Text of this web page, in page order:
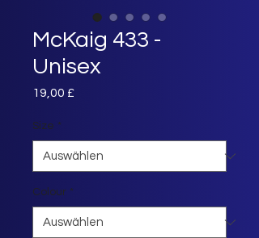
McKaig 433 -
Unisex
19,00 £Preis
Size *
Colour *